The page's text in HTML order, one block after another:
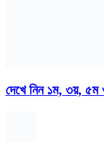
দেখে নিন ১ম, ৩য়, ৫ম ও